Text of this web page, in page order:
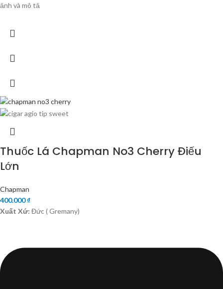
ảnh và mô tả
Thuốc Lá Chapman No3 Cherry Điếu
Lớn
Chapman
400.000₫
Xuất Xứ: Đức ( Gremany)